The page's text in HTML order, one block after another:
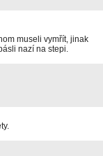
museli vymřít, jinak
nazí na stepi.